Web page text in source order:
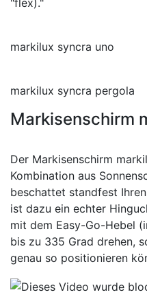
markilux syncra uno
markilux syncra pergola
Markisenschirm
Der Markisenschirm
Kombination aus
beschattet standfest
ist dazu ein echter
mit dem Easy-Go-Hebel
bis zu 335 Grad drehen,
genau so positionieren